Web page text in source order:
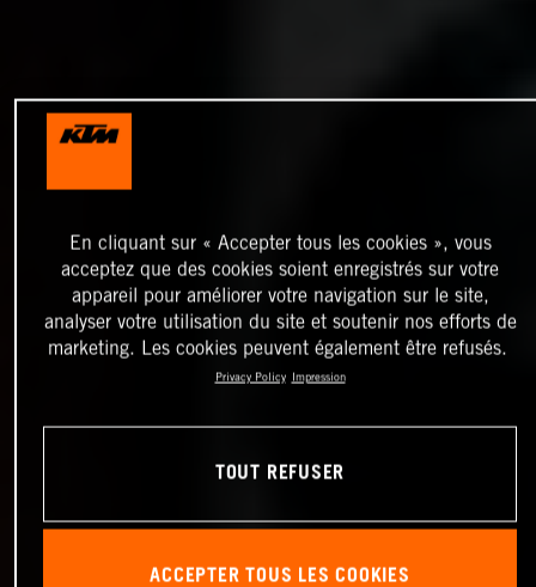
En cliquant sur « Accepter tous les cookies », vous
acceptez que des cookies soient enregistrés sur votre
appareil pour améliorer votre navigation sur le site,
analyser votre utilisation du site et soutenir nos efforts de
marketing. Les cookies peuvent également être refusés.
Privacy Policy Impression
TOUT REFUSER
ACCEPTER TOUS LES COOKIES